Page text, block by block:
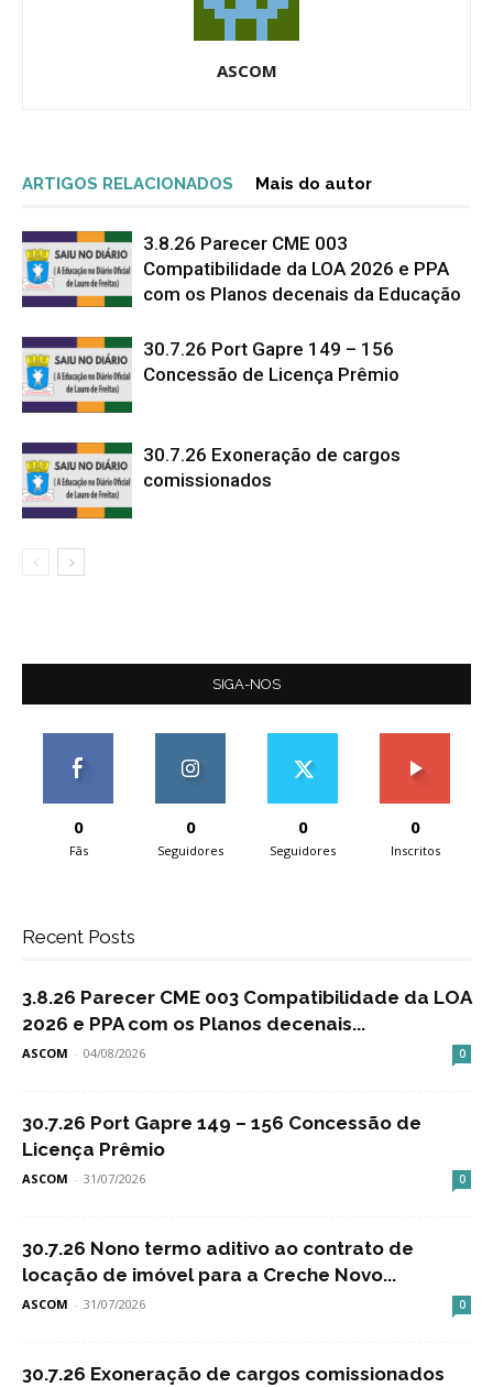
ASCOM
ARTIGOS RELACIONADOS Mais do autor
3.8.26 Parecer CME 003
Compatibilidade da LOA 2026 e PPA
com os Planos decenais da Educação
30.7.26 Port Gapre 149 – 156
Concessão de Licença Prêmio
30.7.26 Exoneração de cargos
comissionados
SIGA-NOS
0
Fãs
0
Seguidores
0
Seguidores
0
Inscritos
Recent Posts
3.8.26 Parecer CME 003 Compatibilidade da LOA
2026 e PPA com os Planos decenais...
ASCOM - 04/08/2026 0
30.7.26 Port Gapre 149 – 156 Concessão de
Licença Prêmio
ASCOM - 31/07/2026 0
30.7.26 Nono termo aditivo ao contrato de
locação de imóvel para a Creche Novo...
ASCOM - 31/07/2026 0
30.7.26 Exoneração de cargos comissionados